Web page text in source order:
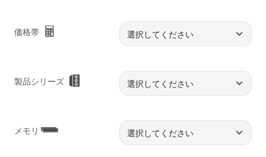
価格帯
製品シリーズ
メモリ